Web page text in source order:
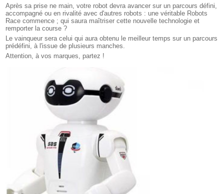
Après sa prise ne main, votre robot devra avancer sur un parcours défini,
accompagné ou en rivalité avec d'autres robots : une véritable Robots
Race commence ; qui saura maîtriser cette nouvelle technologie et
remporter la course ?
Le vainqueur sera celui qui aura obtenu le meilleur temps sur un parcours
prédéfini, à l'issue de plusieurs manches.
Attention, à vos marques, partez !